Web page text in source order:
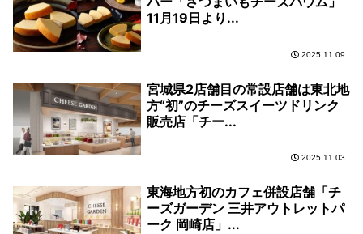
11月19日より...
2025.11.09
宮城県2店舗目の常設店舗は東北地
方“初”のチーズスイーツドリンク
販売店「チー...
2025.11.03
東海地方初のカフェ併設店舗「チ
ーズガーデン 三井アウトレットパ
ーク 岡崎店」...